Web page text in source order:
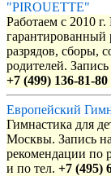
"PIROUETTE"
Работаем с 2010
гарантированный
разрядов, сборы,
родителей.
+7 (499) 136-81-80
Европейский
Гимнастика для
Москвы. Запись
рекомендации по
и по тел. +7 (495)